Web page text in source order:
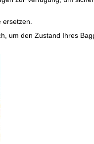
um den Zustand Ihres